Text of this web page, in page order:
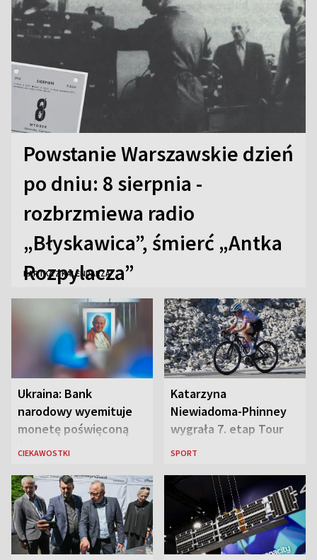
Powstanie Warszawskie dzień
po dniu: 8 sierpnia -
rozbrzmiewa radio
„Błyskawica”, śmierć „Antka
Rozpylacza”
KARTKA Z KALENDARZA
Ukraina: Bank
narodowy wyemituje
monetę poświęconą
św. Janowi Pawłowi II
CIEKAWOSTKI
Katarzyna
Niewiadoma-Phinney
wygrała 7. etap Tour
de France i została
SPORT